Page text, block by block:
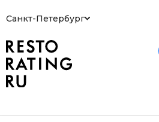
Санкт-Петербург